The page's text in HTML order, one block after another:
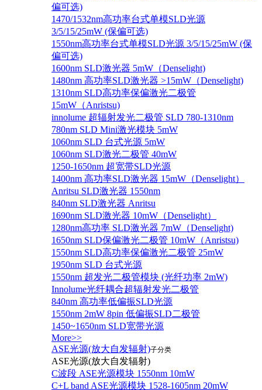
偏可选)
1470/1532nm高功率台式单模SLD光源
3/5/15/25mW (保偏可选)
1550nm高功率台式单模SLD光源 3/5/15/25mW (保
偏可选)
1600nm SLD激光器 5mW（Denselight)
1480nm 高功率SLD激光器 >15mW（Denselight)
1310nm SLD高功率保偏激光二极管
15mW（Anristsu)
innolume 超辐射发光二极管 SLD 780-1310nm
780nm SLD Mini激光模块 5mW
1060nm SLD 台式光源 5mW
1060nm SLD激光二极管 40mW
1250-1650nm 超宽带SLD光源
1400nm 高功率SLD激光器 15mW（Denselight）
Anritsu SLD激光器 1550nm
840nm SLD激光器 Anritsu
1690nm SLD激光器 10mW（Denselight）
1280nm高功率 SLD激光器 7mW（Denselight)
1650nm SLD保偏激光二极管 10mW（Anristsu)
1550nm SLD高功率保偏激光二极管 25mW
1950nm SLD 台式光源
1550nm 超发光二极管模块 (光纤功率 2mW)
Innolume光纤耦合超辐射发光二极管
840nm 高功率低偏振SLD光源
1550nm 2mW 8pin 低偏振SLD二极管
1450~1650nm SLD宽带光源
More>>
ASE光源(放大自发辐射)子分类
ASE光源(放大自发辐射)
C波段 ASE光源模块 1550nm 10mW
C+L band ASE光源模块 1528-1605nm 20mW